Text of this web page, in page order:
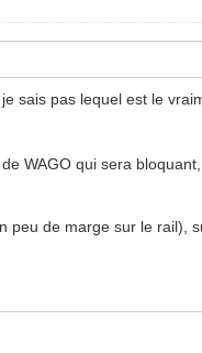
sais pas lequel est le
WAGO qui sera
peu de marge sur le rail),